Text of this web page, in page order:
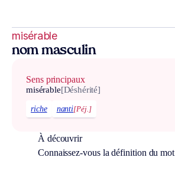
misérable
nom masculin
Sens principaux
misérable[Déshérité]
riche nanti[Péj.]
À découvrir
Connaissez-vous la définition du mot